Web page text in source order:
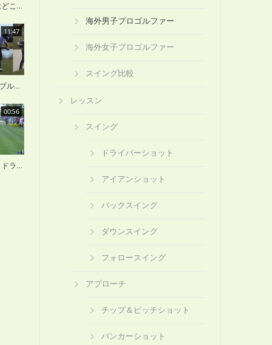
マキロイの飛距離はどこから？ スロー再生
11:47
2016 フレッド・カプルス スイング スロー
00:56
【タイガーウッズ】ドライバースイング スロー解析
海外男子プロゴルファー
海外女子プロゴルファー
スイング比較
レッスン
スイング
ドライバーショット
アイアンショット
バックスイング
ダウンスイング
フォロースイング
アプローチ
チップ＆ピッチショット
バンカーショット